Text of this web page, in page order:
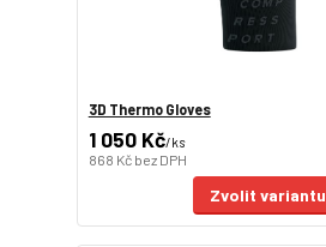
3D Thermo Gloves
1 050 Kč/ks
868 Kč bez DPH
Zvolit variantu